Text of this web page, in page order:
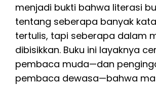
menjadi bukti bahwa literasi
tentang seberapa banyak
tertulis, tapi seberapa dalam
dibisikkan. Buku ini layaknya
pembaca muda—dan
pembaca dewasa—bahwa